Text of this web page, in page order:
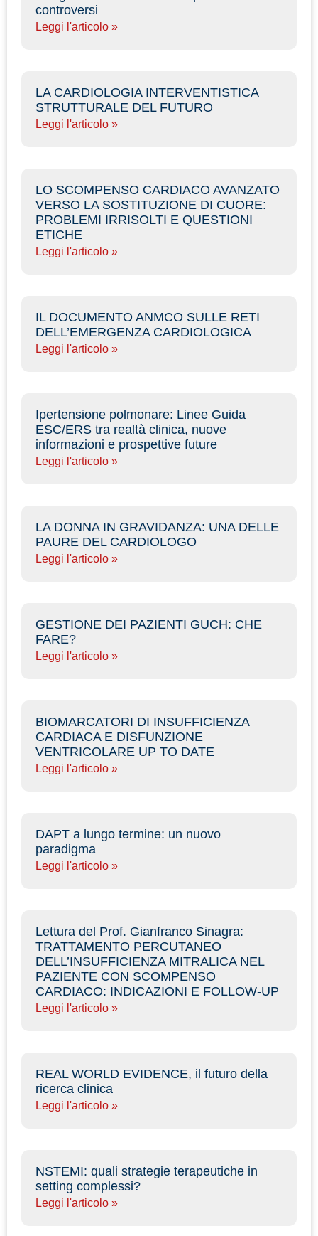
controversi
Leggi l'articolo »
LA CARDIOLOGIA INTERVENTISTICA
STRUTTURALE DEL FUTURO
Leggi l'articolo »
LO SCOMPENSO CARDIACO AVANZATO
VERSO LA SOSTITUZIONE DI CUORE:
PROBLEMI IRRISOLTI E QUESTIONI
ETICHE
Leggi l'articolo »
IL DOCUMENTO ANMCO SULLE RETI
DELL’EMERGENZA CARDIOLOGICA
Leggi l'articolo »
Ipertensione polmonare: Linee Guida
ESC/ERS tra realtà clinica, nuove
informazioni e prospettive future
Leggi l'articolo »
LA DONNA IN GRAVIDANZA: UNA DELLE
PAURE DEL CARDIOLOGO
Leggi l'articolo »
GESTIONE DEI PAZIENTI GUCH: CHE
FARE?
Leggi l'articolo »
BIOMARCATORI DI INSUFFICIENZA
CARDIACA E DISFUNZIONE
VENTRICOLARE UP TO DATE
Leggi l'articolo »
DAPT a lungo termine: un nuovo
paradigma
Leggi l'articolo »
Lettura del Prof. Gianfranco Sinagra:
TRATTAMENTO PERCUTANEO
DELL’INSUFFICIENZA MITRALICA NEL
PAZIENTE CON SCOMPENSO
CARDIACO: INDICAZIONI E FOLLOW-UP
Leggi l'articolo »
REAL WORLD EVIDENCE, il futuro della
ricerca clinica
Leggi l'articolo »
NSTEMI: quali strategie terapeutiche in
setting complessi?
Leggi l'articolo »